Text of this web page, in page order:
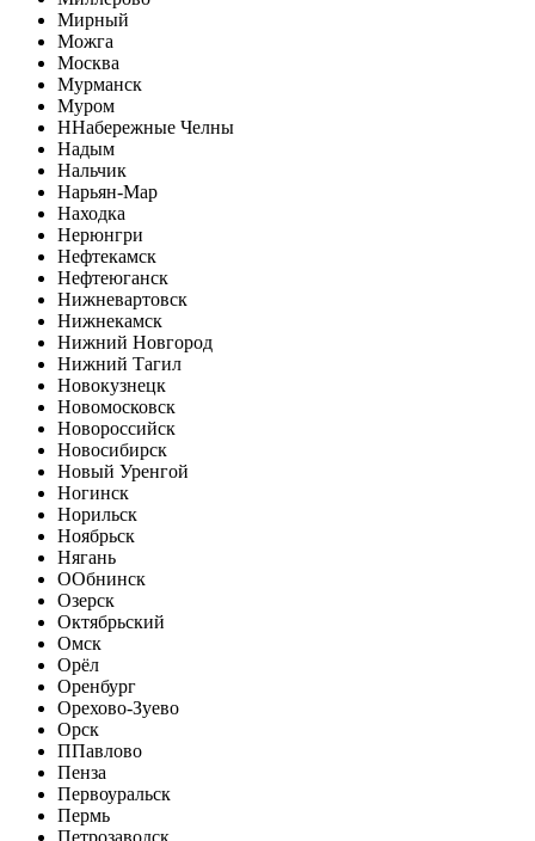
Мирный
Можга
Москва
Мурманск
Муром
ННабережные Челны
Надым
Нальчик
Нарьян-Мар
Находка
Нерюнгри
Нефтекамск
Нефтеюганск
Нижневартовск
Нижнекамск
Нижний Новгород
Нижний Тагил
Новокузнецк
Новомосковск
Новороссийск
Новосибирск
Новый Уренгой
Ногинск
Норильск
Ноябрьск
Нягань
ООбнинск
Озерск
Октябрьский
Омск
Орёл
Оренбург
Орехово-Зуево
Орск
ППавлово
Пенза
Первоуральск
Пермь
Петрозаводск